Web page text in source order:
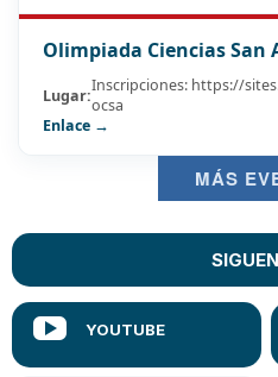
Olimpiada Ciencias San
Lugar:Inscripciones: https://
ocsa
Enlace →
MÁS